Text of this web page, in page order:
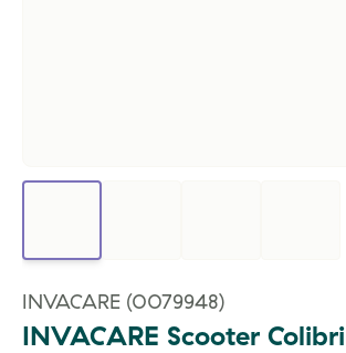
INVACARE (0079948)
INVACARE Scooter Colibri